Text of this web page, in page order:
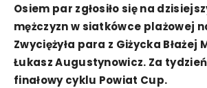
Osiem par zgłosiło się na
mężczyzn w siatkówce plażowej
Zwyciężyła para z Giżycka Błażej
Łukasz Augustynowicz. Za
finałowy cyklu Powiat Cup.